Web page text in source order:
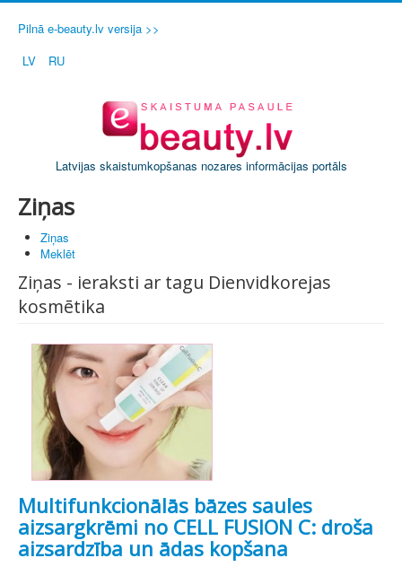
Pilnā e-beauty.lv versija >>
LV
RU
Latvijas skaistumkopšanas nozares informācijas portāls
Ziņas
Ziņas
Meklēt
Ziņas - ieraksti ar tagu Dienvidkorejas
kosmētika
Multifunkcionālās bāzes saules
aizsargkrēmi no CELL FUSION C: droša
aizsardzība un ādas kopšana